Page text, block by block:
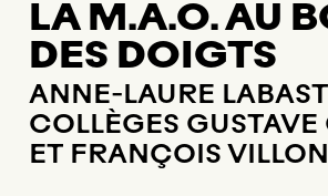
LA M.A.O. AU
DES DOIGTS
ANNE-LAURE
COLLÈGES GUSTAVE
ET FRANÇOIS VILLON